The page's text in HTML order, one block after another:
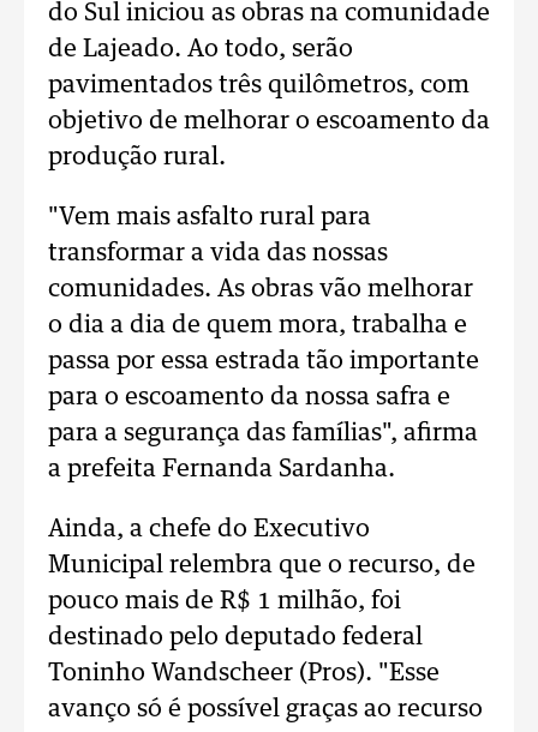
do Sul iniciou as obras na comunidade
de Lajeado. Ao todo, serão
pavimentados três quilômetros, com
objetivo de melhorar o escoamento da
produção rural.
"Vem mais asfalto rural para
transformar a vida das nossas
comunidades. As obras vão melhorar
o dia a dia de quem mora, trabalha e
passa por essa estrada tão importante
para o escoamento da nossa safra e
para a segurança das famílias", afirma
a prefeita Fernanda Sardanha.
Ainda, a chefe do Executivo
Municipal relembra que o recurso, de
pouco mais de R$ 1 milhão, foi
destinado pelo deputado federal
Toninho Wandscheer (Pros). "Esse
avanço só é possível graças ao recurso